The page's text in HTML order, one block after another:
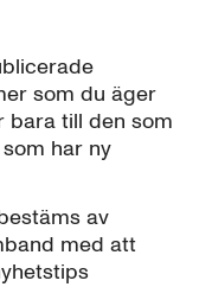
som du äger
bara till den som
har ny
av
med att